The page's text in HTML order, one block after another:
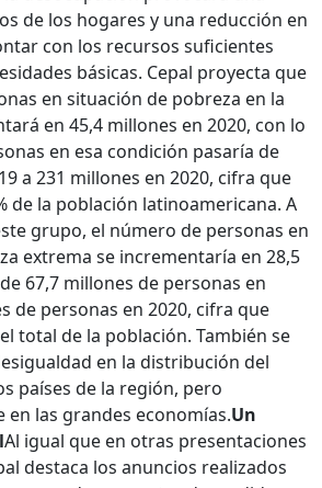
de los hogares y una reducción en
con los recursos suficientes
básicas. Cepal proyecta que
en situación de pobreza en la
en 45,4 millones en 2020, con lo
en esa condición pasaría de
a 231 millones en 2020, cifra que
de la población latinoamericana. A
grupo, el número de personas en
extrema se incrementaría en 28,5
67,7 millones de personas en
de personas en 2020, cifra que
total de la población. También se
en la distribución del
países de la región, pero
las grandes economías.Un
Al igual que en otras presentaciones
destaca los anuncios realizados